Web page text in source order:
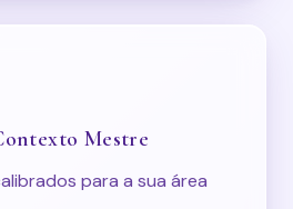
Mestre
para a sua área